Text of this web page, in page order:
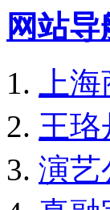
网站导
上
王珞
演艺